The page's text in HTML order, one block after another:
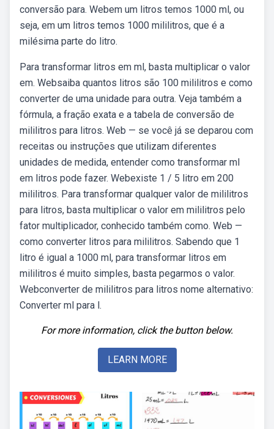
conversão para. Webem um litros temos 1000 ml, ou
seja, em um litros temos 1000 mililitros, que é a
milésima parte do litro.
Para transformar litros em ml, basta multiplicar o valor
em. Websaiba quantos litros são 100 mililitros e como
converter de uma unidade para outra. Veja também a
fórmula, a fração exata e a tabela de conversão de
mililitros para litros. Web — se você já se deparou com
receitas ou instruções que utilizam diferentes
unidades de medida, entender como transformar ml
em litros pode fazer. Webexiste 1 / 5 litro em 200
mililitros. Para transformar qualquer valor de mililitros
para litros, basta multiplicar o valor em mililitros pelo
fator multiplicador, conhecido também como. Web —
como converter litros para mililitros. Sabendo que 1
litro é igual a 1000 ml, para transformar litros em
mililitros é muito simples, basta pegarmos o valor.
Webconverter de mililitros para litros nome alternativo:
Converter ml para l.
For more information, click the button below.
LEARN MORE